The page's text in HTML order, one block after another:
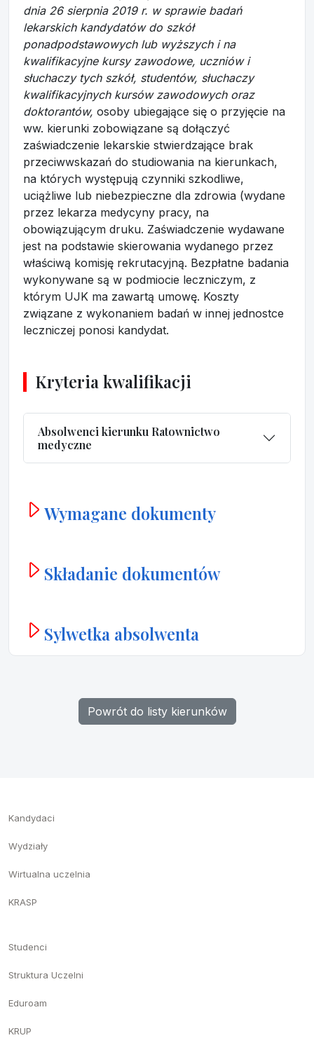
dnia 26 sierpnia 2019 r. w sprawie badań
lekarskich kandydatów do szkół
ponadpodstawowych lub wyższych i na
kwalifikacyjne kursy zawodowe, uczniów i
słuchaczy tych szkół, studentów, słuchaczy
kwalifikacyjnych kursów zawodowych oraz
doktorantów, osoby ubiegające się o przyjęcie na
ww. kierunki zobowiązane są dołączyć
zaświadczenie lekarskie stwierdzające brak
przeciwwskazań do studiowania na kierunkach,
na których występują czynniki szkodliwe,
uciążliwe lub niebezpieczne dla zdrowia (wydane
przez lekarza medycyny pracy, na
obowiązującym druku. Zaświadczenie wydawane
jest na podstawie skierowania wydanego przez
właściwą komisję rekrutacyjną. Bezpłatne badania
wykonywane są w podmiocie leczniczym, z
którym UJK ma zawartą umowę. Koszty
związane z wykonaniem badań w innej jednostce
leczniczej ponosi kandydat.
Kryteria kwalifikacji
Absolwenci kierunku Ratownictwo
medyczne
Wymagane dokumenty
Składanie dokumentów
Sylwetka absolwenta
Powrót do listy kierunków
Kandydaci
Wydziały
Wirtualna uczelnia
KRASP
Studenci
Struktura Uczelni
Eduroam
KRUP